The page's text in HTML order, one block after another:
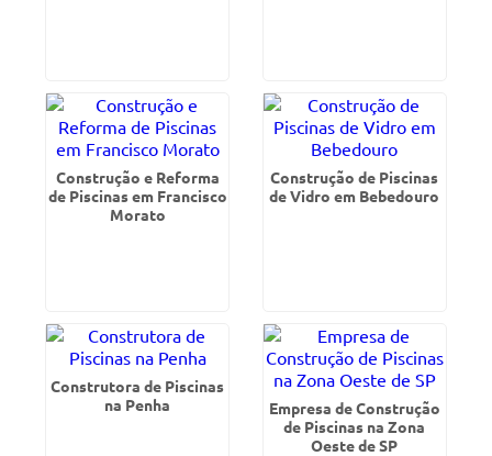
Construção e Reforma
de Piscinas em Francisco
Morato
Construção de Piscinas
de Vidro em Bebedouro
Construtora de Piscinas
na Penha
Empresa de Construção
de Piscinas na Zona
Oeste de SP